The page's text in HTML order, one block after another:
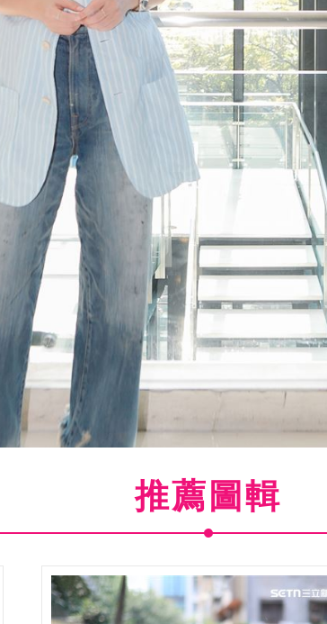
新聞網專訪。（圖／記者楊澍攝影）
推薦圖輯